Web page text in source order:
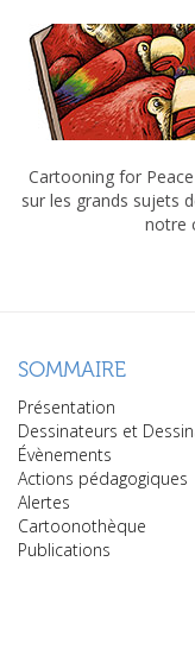
Cartooning for
sur les grands sujets
notre
SOMMAIRE
Présentation
Dessinateurs et
Évènements
Actions pédagogiques
Alertes
Cartoonothèque
Publications